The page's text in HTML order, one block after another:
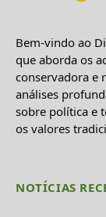
Bem-vindo ao
que aborda os
conservadora e
análises
sobre política e
os valores
NOTÍCIAS